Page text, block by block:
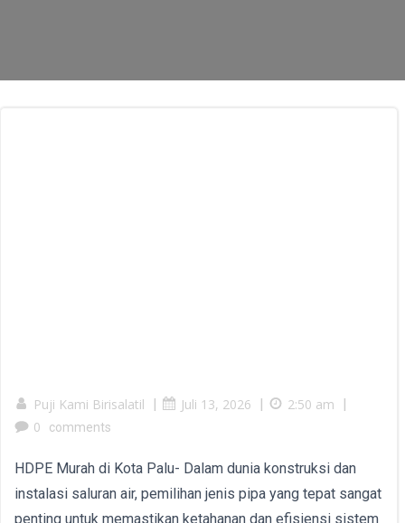
Puji Kami Birisalatil | Juli 13, 2026 | 2:50 am
|
0
comments
HDPE Murah di Kota Palu- Dalam dunia konstruksi dan
instalasi saluran air, pemilihan jenis pipa yang tepat sangat
penting untuk memastikan ketahanan dan efisiensi sistem